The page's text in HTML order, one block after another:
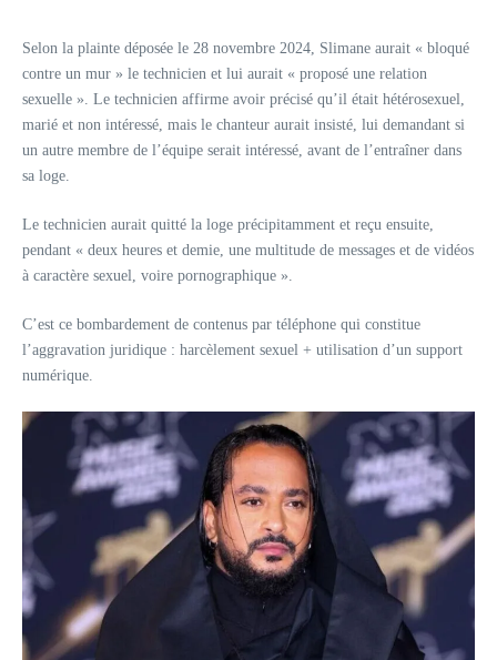
Selon la plainte déposée le 28 novembre 2024, Slimane aurait « bloqué
contre un mur » le technicien et lui aurait « proposé une relation
sexuelle ». Le technicien affirme avoir précisé qu’il était hétérosexuel,
marié et non intéressé, mais le chanteur aurait insisté, lui demandant si
un autre membre de l’équipe serait intéressé, avant de l’entraîner dans
sa loge.
Le technicien aurait quitté la loge précipitamment et reçu ensuite,
pendant « deux heures et demie, une multitude de messages et de vidéos
à caractère sexuel, voire pornographique ».
C’est ce bombardement de contenus par téléphone qui constitue
l’aggravation juridique : harcèlement sexuel + utilisation d’un support
numérique.